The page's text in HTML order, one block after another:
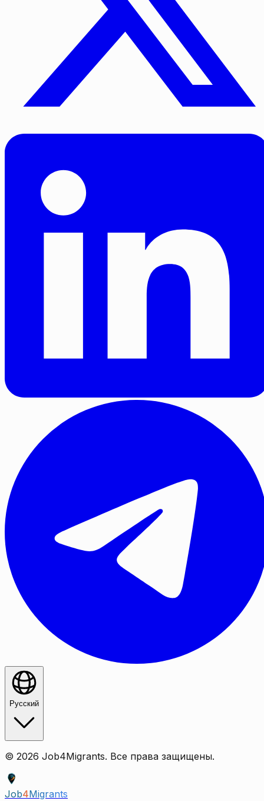
Русский
© 2026 Job4Migrants. Все права защищены.
Job4Migrants